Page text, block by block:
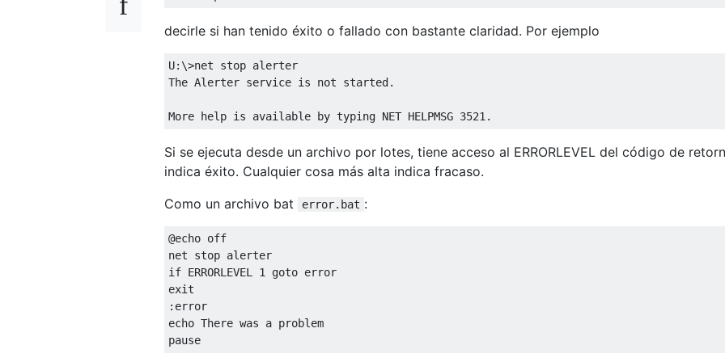
decirle si han tenido éxito o fallado con bastante claridad. Por ejemplo
U:\>net stop alerter
The Alerter service is not started.
Si se ejecuta desde un archivo por lotes, tiene acceso al ERRORLEVEL del código de
indica éxito. Cualquier cosa más alta indica fracaso.
Como un archivo bat
error.bat :
@echo off
net stop alerter
if ERRORLEVEL 1 goto error
exit
:error
echo There was a problem